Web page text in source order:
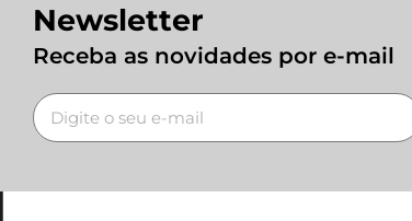
Newsletter
Receba as novidades por e-mail